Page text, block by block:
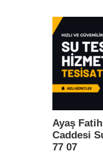
Ayaş
Caddesi
77 07